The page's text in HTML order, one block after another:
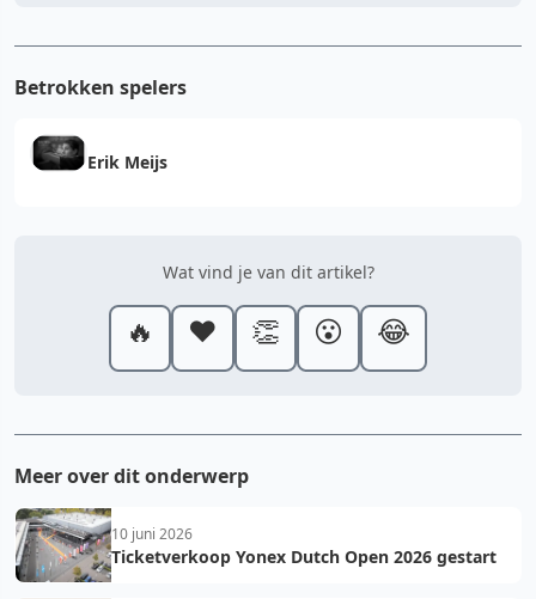
Betrokken spelers
Erik Meijs
Wat vind je van dit artikel?
🔥 ❤️ 👏 😮 😂
Meer over dit onderwerp
10 juni 2026
Ticketverkoop Yonex Dutch Open 2026 gestart